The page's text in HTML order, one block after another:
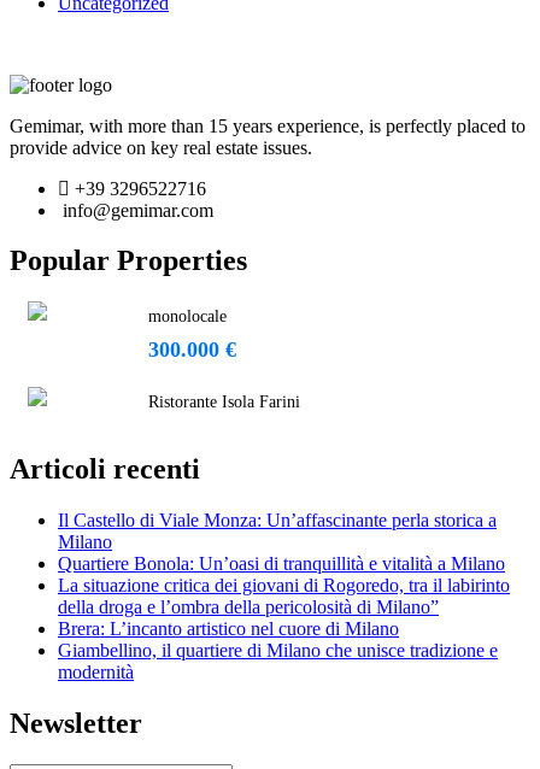
Gemimar, with more than 15 years experience, is perfectly placed to
provide advice on key real estate issues.
+39 3296522716
info@gemimar.com
Popular Properties
monolocale
300.000 €
Ristorante Isola Farini
Articoli recenti
Il Castello di Viale Monza: Un’affascinante perla storica a
Milano
Quartiere Bonola: Un’oasi di tranquillità e vitalità a Milano
La situazione critica dei giovani di Rogoredo, tra il labirinto
della droga e l’ombra della pericolosità di Milano”
Brera: L’incanto artistico nel cuore di Milano
Giambellino, il quartiere di Milano che unisce tradizione e
modernità
Newsletter